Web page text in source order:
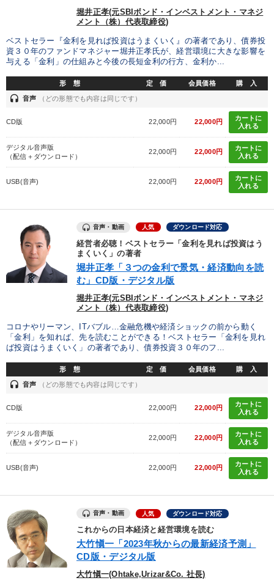
「儲けの本質」を突く
目的別
後継者に聞かせたい 組織を強化したい 発想力を磨きたい
経営体系を学びたい
交渉 リピート 一流人 創業者 稲盛和夫 会長
※「更新」を押すと「カテゴリー」「目的別」「キーワード」を更新いただけます。
local_offer タグから探す
すべての音声・動画（全2077タイトル）からお探しいただけます
タグ・キーワード
早分かり 一流人 デジタルマーケティング 異発想
入門篇 会長 プロ経営者
相続・事業承継
トレンド 後継者 マーケティング 賃金制度
聞き手・作間信司 イノベーション 両利きの経営
多角化・新規事業 リーダーシップ 株式投資 繁盛
思考法
※「更新」を押すと「タグ・キーワード」を更新いただけます。
堀井正孝(元SBIボンド・インベストメント・マネジ
メント（株）代表取締役)
ベストセラー『金利を見れば投資はうまくいく』の著者であり、債券投
資３０年のファンドマネジャー堀井正孝氏が、経営環境に大きな影響を
与える「金利」の仕組みと今後の長短金利の行方、金利か...
形 態 定 価 会員価格 購 入
headset 音声 （どの形態でも内容は同じです）
CD版 22,000円 22,000円
カートに
入れる
デジタル音声版
（配信＋ダウンロード）
22,000円 22,000円
カートに
入れる
USB(音声) 22,000円 22,000円
カートに
入れる
音声・動画 人気 ダウンロード対応
経営者必聴！ベストセラー「金利を見れば投資はう
まくいく」の著者
堀井正孝「３つの金利で景気・経済動向を読
む」CD版・デジタル版
堀井正孝(元SBIボンド・インベストメント・マネジ
メント（株）代表取締役)
コロナやリーマン、ITバブル…金融危機や経済ショックの前から動く
「金利」を知れば、先を読むことができる！ベストセラー「金利を見れ
ば投資はうまくいく」の著者であり、債券投資３０年のフ...
形 態 定 価 会員価格 購 入
headset 音声 （どの形態でも内容は同じです）
CD版 22,000円 22,000円
カートに
入れる
デジタル音声版
（配信＋ダウンロード）
22,000円 22,000円
カートに
入れる
USB(音声) 22,000円 22,000円
カートに
入れる
音声・動画 人気 ダウンロード対応
これからの日本経済と経営環境を読む
大竹愼一「2023年秋からの最新経済予測」
CD版・デジタル版
大竹愼一(Ohtake,Urizar&Co. 社長)